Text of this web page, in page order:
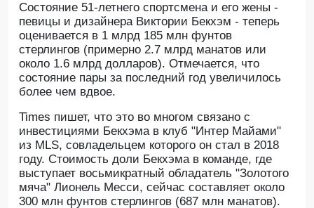
Состояние 51-летнего спортсмена и его жены -
певицы и дизайнера Виктории Бекхэм - теперь
оценивается в 1 млрд 185 млн фунтов
стерлингов (примерно 2.7 млрд манатов или
около 1.6 млрд долларов). Отмечается, что
состояние пары за последний год увеличилось
более чем вдвое.
Times пишет, что это во многом связано с
инвестициями Бекхэма в клуб "Интер Майами"
из MLS, совладельцем которого он стал в 2018
году. Стоимость доли Бекхэма в команде, где
выступает восьмикратный обладатель "Золотого
мяча" Лионель Месси, сейчас составляет около
300 млн фунтов стерлингов (687 млн манатов).